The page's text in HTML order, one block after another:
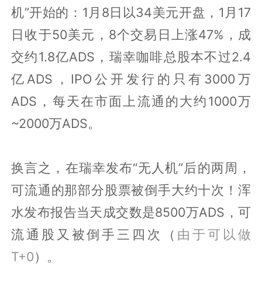
机”开始的：1月8日以34美元开盘，1月17
日收于50美元，8个交易日上涨47%，成
交约1.8亿ADS，瑞幸咖啡总股本不过2.4
亿ADS，IPO公开发行的只有3000万
ADS，每天在市面上流通的大约1000万
~2000万ADS。
换言之，在瑞幸发布“无人机”后的两周，
可流通的那部分股票被倒手大约十次！浑
水发布报告当天成交数是8500万ADS，可
流通股又被倒手三四次（ 由于可以做
T+0）。